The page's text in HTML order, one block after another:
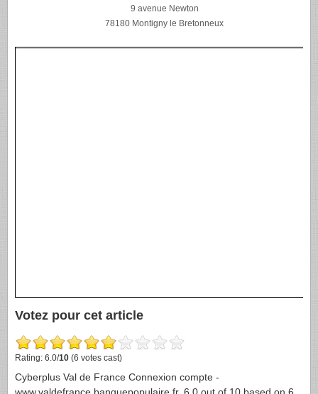
9 avenue Newton
78180 Montigny le Bretonneux
Votez pour cet article
Rating: 6.0/10 (6 votes cast)
Cyberplus Val de France Connexion compte -